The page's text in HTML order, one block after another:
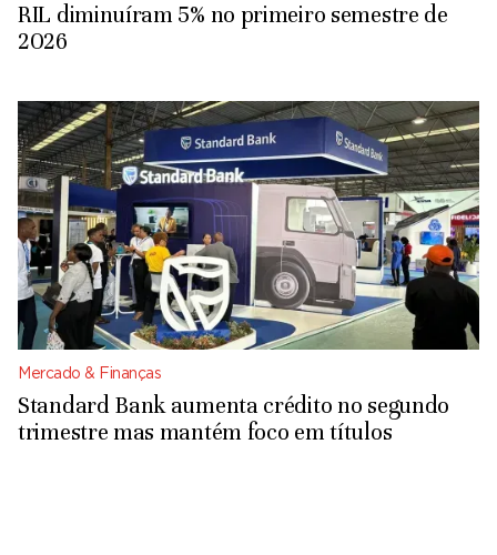
RIL diminuíram 5% no primeiro semestre de
2026
Mercado & Finanças
Standard Bank aumenta crédito no segundo
trimestre mas mantém foco em títulos